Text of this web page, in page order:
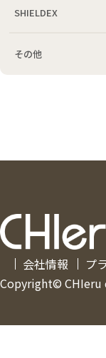
SHIELDEX
その他
会社情報
プ
Copyright© CHIeru